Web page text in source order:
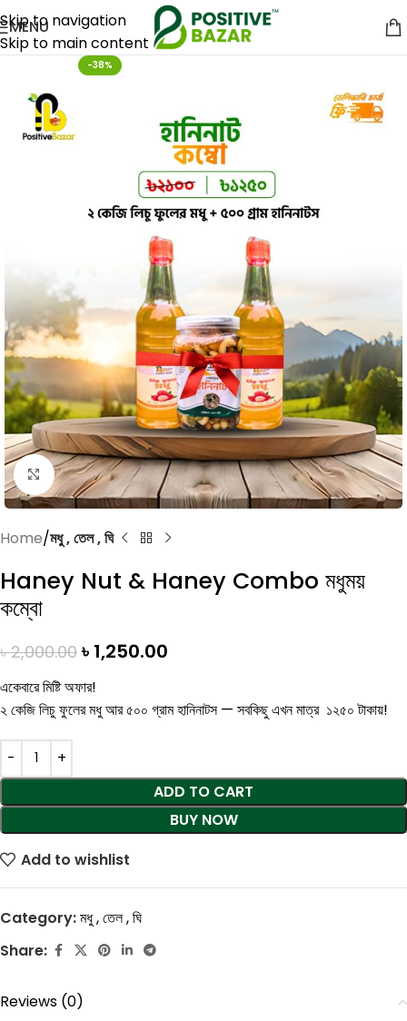
Skip to navigation
Skip to main content
MENU
-38%
Click to enlarge
Home মধু , তেল , ঘি
Haney Nut & Haney Combo মধুময়
কম্বো
৳2,000.00 ৳ 1,250.00
একেবারে মিষ্টি অফার!
২ কেজি লিচু ফুলের মধু আর ৫০০ গ্রাম হানিনাটস — সবকিছু এখন মাত্র ১২৫০ টাকায়!
ADD TO CART
BUY NOW
Add to wishlist
Category:মধু , তেল , ঘি
Share:
Reviews (0)